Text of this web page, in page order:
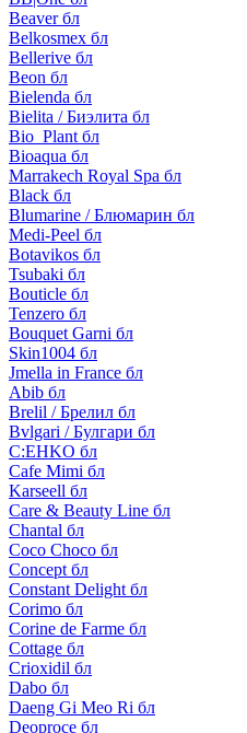
Beaver бл
Belkosmex бл
Bellerive бл
Beon бл
Bielenda бл
Bielita / Биэлита бл
Bio_Plant бл
Bioaqua бл
Marrakech Royal Spa бл
Black бл
Blumarine / Блюмарин бл
Medi-Peel бл
Botavikos бл
Tsubaki бл
Bouticle бл
Tenzero бл
Bouquet Garni бл
Skin1004 бл
Jmella in France бл
Abib бл
Brelil / Брелил бл
Bvlgari / Булгари бл
C:EHKO бл
Cafe Mimi бл
Karseell бл
Care & Beauty Line бл
Chantal бл
Coco Choco бл
Concept бл
Constant Delight бл
Corimo бл
Corine de Farme бл
Cottage бл
Crioxidil бл
Dabo бл
Daeng Gi Meo Ri бл
Deoproce бл